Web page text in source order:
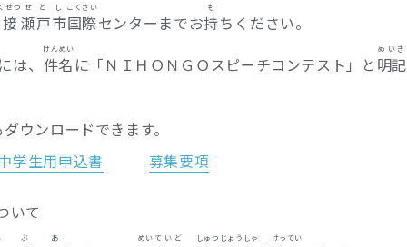
せつ
瀬戸市
せとし
国際
こくさい
センターまでお持ち
も
ください。
には、 件名
けんめい
に「ＮＩＨＯＮＧＯスピーチコンテスト」と 明記
めいき
ウンロードできます。
学生用申込書 募集要項
いて
ぶ あ めい ていど しゅつじょうしゃ けってい